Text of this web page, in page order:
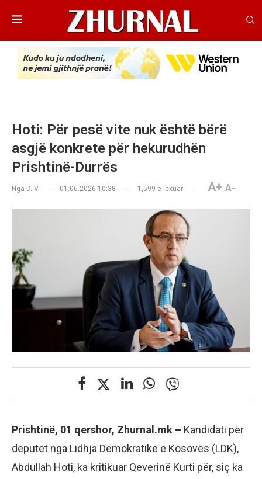
Hoti: Për pesë vite nuk është bërë
asgjë konkrete për hekurudhën
Prishtinë-Durrës
Nga D. V. 01.06.2026 10:38 1,599 e lexuar A+ A-
Prishtinë, 01 qershor, Zhurnal.mk – Kandidati për
deputet nga Lidhja Demokratike e Kosovës (LDK),
Abdullah Hoti, ka kritikuar Qeverinë Kurti për, siç ka